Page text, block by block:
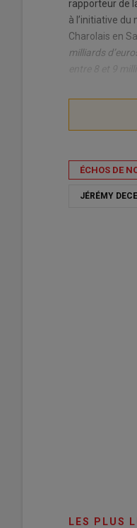
rapporteur de
à l’initiative
Charolais en
milliards
ÉCHOS DE
JÉRÉMY
LES PLUS